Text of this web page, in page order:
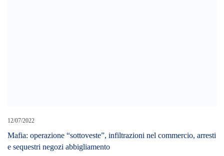
12/07/2022
Mafia: operazione “sottoveste”, infiltrazioni nel commercio, arresti
e sequestri negozi abbigliamento